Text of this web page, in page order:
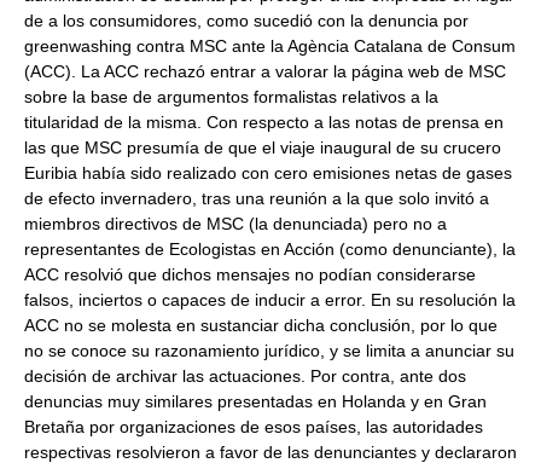
de a los consumidores, como sucedió con la denuncia por
greenwashing contra MSC ante la Agència Catalana de Consum
(ACC). La ACC rechazó entrar a valorar la página web de MSC
sobre la base de argumentos formalistas relativos a la
titularidad de la misma. Con respecto a las notas de prensa en
las que MSC presumía de que el viaje inaugural de su crucero
Euribia había sido realizado con cero emisiones netas de gases
de efecto invernadero, tras una reunión a la que solo invitó a
miembros directivos de MSC (la denunciada) pero no a
representantes de Ecologistas en Acción (como denunciante), la
ACC resolvió que dichos mensajes no podían considerarse
falsos, inciertos o capaces de inducir a error. En su resolución la
ACC no se molesta en sustanciar dicha conclusión, por lo que
no se conoce su razonamiento jurídico, y se limita a anunciar su
decisión de archivar las actuaciones. Por contra, ante dos
denuncias muy similares presentadas en Holanda y en Gran
Bretaña por organizaciones de esos países, las autoridades
respectivas resolvieron a favor de las denunciantes y declararon